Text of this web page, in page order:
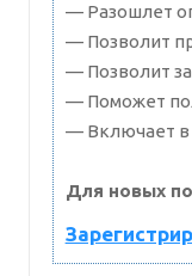
— Разошлет
— Позволит
— Позволит
— Поможет
— Включает в
Для новых